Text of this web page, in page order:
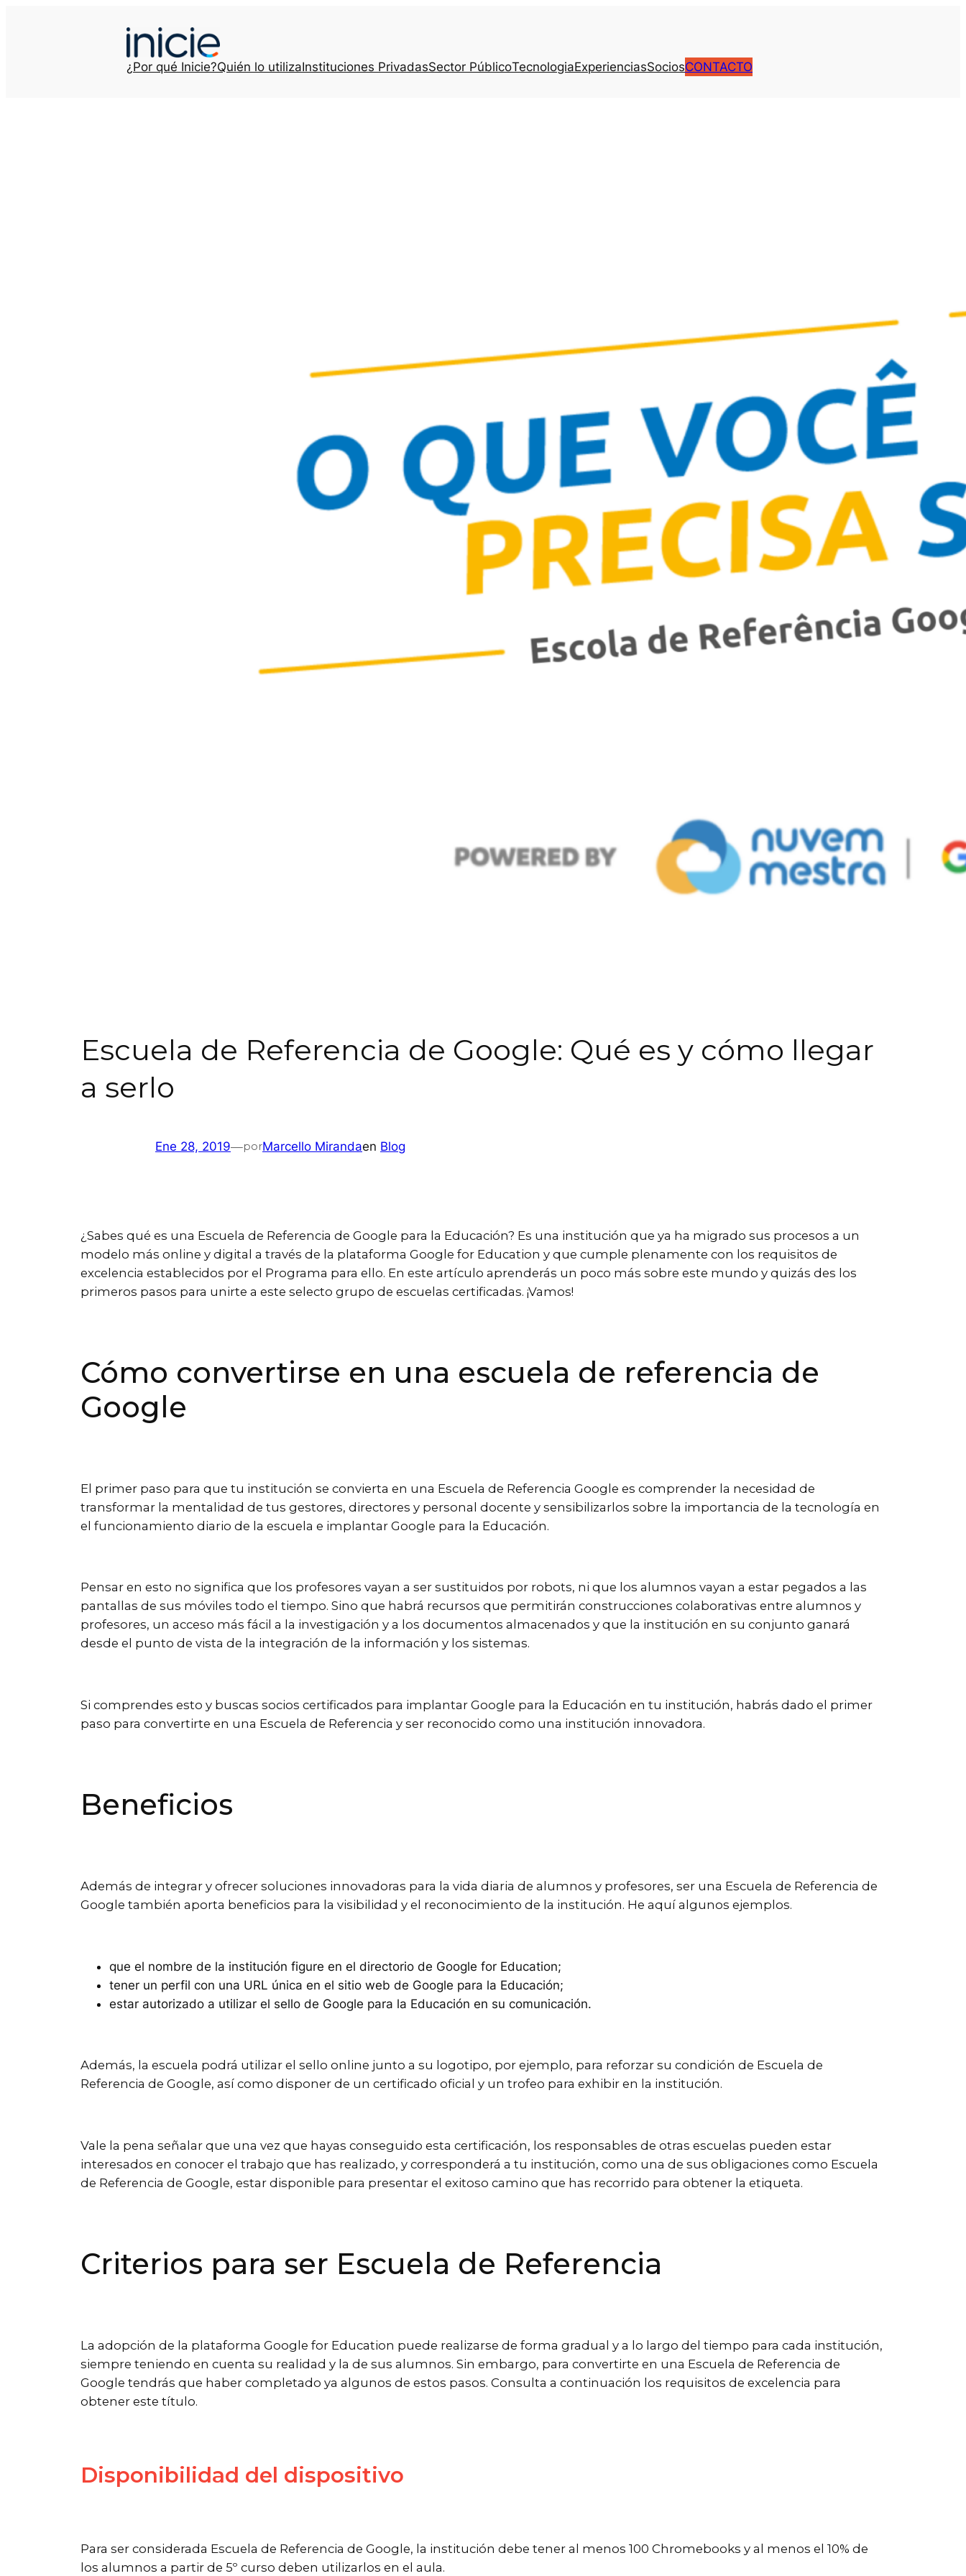
¿Por qué Inicie?Quién lo utilizaInstituciones PrivadasSector PúblicoTecnologiaExperienciasSociosCONTACTO
Escuela de Referencia de Google: Qué es y cómo llegar
a serlo
Ene 28, 2019—porMarcello Mirandaen Blog
¿Sabes qué es una Escuela de Referencia de Google para la Educación? Es una institución que ya ha migrado sus procesos a un
modelo más online y digital a través de la plataforma Google for Education y que cumple plenamente con los requisitos de
excelencia establecidos por el Programa para ello. En este artículo aprenderás un poco más sobre este mundo y quizás des los
primeros pasos para unirte a este selecto grupo de escuelas certificadas. ¡Vamos!
Cómo convertirse en una escuela de referencia de
Google
El primer paso para que tu institución se convierta en una Escuela de Referencia Google es comprender la necesidad de
transformar la mentalidad de tus gestores, directores y personal docente y sensibilizarlos sobre la importancia de la tecnología en
el funcionamiento diario de la escuela e implantar Google para la Educación.
Pensar en esto no significa que los profesores vayan a ser sustituidos por robots, ni que los alumnos vayan a estar pegados a las
pantallas de sus móviles todo el tiempo. Sino que habrá recursos que permitirán construcciones colaborativas entre alumnos y
profesores, un acceso más fácil a la investigación y a los documentos almacenados y que la institución en su conjunto ganará
desde el punto de vista de la integración de la información y los sistemas.
Si comprendes esto y buscas socios certificados para implantar Google para la Educación en tu institución, habrás dado el primer
paso para convertirte en una Escuela de Referencia y ser reconocido como una institución innovadora.
Beneficios
Además de integrar y ofrecer soluciones innovadoras para la vida diaria de alumnos y profesores, ser una Escuela de Referencia de
Google también aporta beneficios para la visibilidad y el reconocimiento de la institución. He aquí algunos ejemplos.
que el nombre de la institución figure en el directorio de Google for Education;
tener un perfil con una URL única en el sitio web de Google para la Educación;
estar autorizado a utilizar el sello de Google para la Educación en su comunicación.
Además, la escuela podrá utilizar el sello online junto a su logotipo, por ejemplo, para reforzar su condición de Escuela de
Referencia de Google, así como disponer de un certificado oficial y un trofeo para exhibir en la institución.
Vale la pena señalar que una vez que hayas conseguido esta certificación, los responsables de otras escuelas pueden estar
interesados en conocer el trabajo que has realizado, y corresponderá a tu institución, como una de sus obligaciones como Escuela
de Referencia de Google, estar disponible para presentar el exitoso camino que has recorrido para obtener la etiqueta.
Criterios para ser Escuela de Referencia
La adopción de la plataforma Google for Education puede realizarse de forma gradual y a lo largo del tiempo para cada institución,
siempre teniendo en cuenta su realidad y la de sus alumnos. Sin embargo, para convertirte en una Escuela de Referencia de
Google tendrás que haber completado ya algunos de estos pasos. Consulta a continuación los requisitos de excelencia para
obtener este título.
Disponibilidad del dispositivo
Para ser considerada Escuela de Referencia de Google, la institución debe tener al menos 100 Chromebooks y al menos el 10% de
los alumnos a partir de 5º curso deben utilizarlos en el aula.